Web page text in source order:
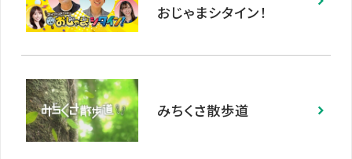
おじゃまシタイン！
みちくさ散歩道